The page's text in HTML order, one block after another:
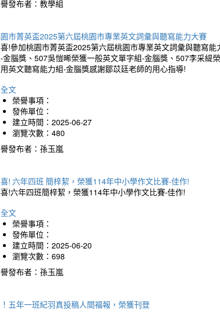
發布者：教學組
市菁英盃2025第六屆桃園市專業英文詞彙與聽寫能力大賽
!參加桃園市菁英盃2025第六屆桃園市專業英文詞彙與聽寫
金腦獎、507吳愷晞榮獲一般英文單字組-金腦獎、507李采緹
英文聽寫能力組-金腦獎感謝鄒苡廷老師的用心指導!
文
榮譽事項：
發佈單位：
建立時間：2025-06-27
瀏覽次數：480
發布者：孫玉嵐
! 六年四班 簡梓絜，榮獲114年中小學作文比賽-佳作!
!六年四班簡梓絜，榮獲114年中小學作文比賽-佳作!
文
榮譽事項：
發佈單位：
建立時間：2025-06-20
瀏覽次數：698
發布者：孫玉嵐
五年一班紀羽真投稿人間福報，榮獲刊登